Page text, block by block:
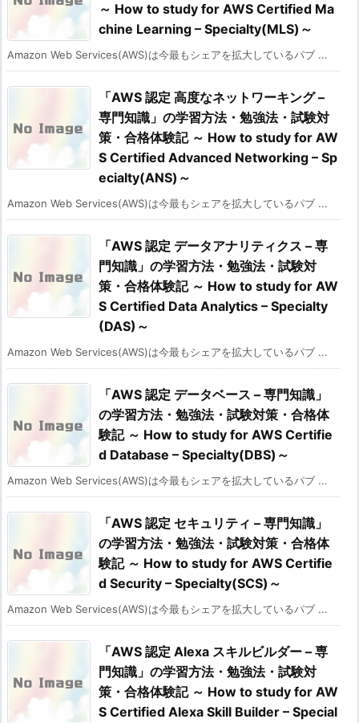
～ How to study for AWS Certified Ma
chine Learning – Specialty(MLS)～
Amazon Web Services(AWS)は今最もシェアを拡大しているパブ ...
「AWS 認定 高度なネットワーキング –
専門知識」の学習方法・勉強法・試験対
策・合格体験記 ～ How to study for AW
S Certified Advanced Networking – Sp
ecialty(ANS)～
Amazon Web Services(AWS)は今最もシェアを拡大しているパブ ...
「AWS 認定 データアナリティクス – 専
門知識」の学習方法・勉強法・試験対
策・合格体験記 ～ How to study for AW
S Certified Data Analytics – Specialty
(DAS)～
Amazon Web Services(AWS)は今最もシェアを拡大しているパブ ...
「AWS 認定 データベース – 専門知識」
の学習方法・勉強法・試験対策・合格体
験記 ～ How to study for AWS Certifie
d Database – Specialty(DBS)～
Amazon Web Services(AWS)は今最もシェアを拡大しているパブ ...
「AWS 認定 セキュリティ – 専門知識」
の学習方法・勉強法・試験対策・合格体
験記 ～ How to study for AWS Certifie
d Security – Specialty(SCS)～
Amazon Web Services(AWS)は今最もシェアを拡大しているパブ ...
「AWS 認定 Alexa スキルビルダー – 専
門知識」の学習方法・勉強法・試験対
策・合格体験記 ～ How to study for AW
S Certified Alexa Skill Builder – Special